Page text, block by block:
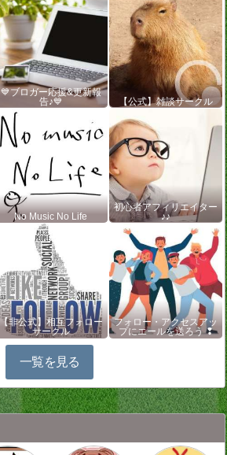
💙ブロガー応援&更新報
告♪💙
【公式】雑談サークル
No Music No Life
初心者アフィリエイター
♪♪
【非公式】相互フォロー
サークル
フォロー・アクセスアッ
プにエールを送ろう ❢
一覧を見る